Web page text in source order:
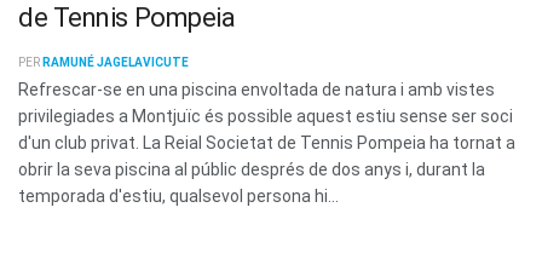
de Tennis Pompeia
PER RAMUNÉ JAGELAVICUTE
Refrescar-se en una piscina envoltada de natura i amb vistes
privilegiades a Montjuïc és possible aquest estiu sense ser soci
d'un club privat. La Reial Societat de Tennis Pompeia ha tornat a
obrir la seva piscina al públic després de dos anys i, durant la
temporada d'estiu, qualsevol persona hi...